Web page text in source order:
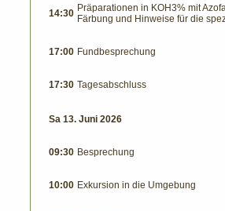
14:30 Präparationen in KOH3% mit
Färbung und Hinweise für die
17:00 Fundbesprechung
17:30 Tagesabschluss
Sa 13. Juni 2026
09:30 Besprechung
10:00 Exkursion in die Umgebung